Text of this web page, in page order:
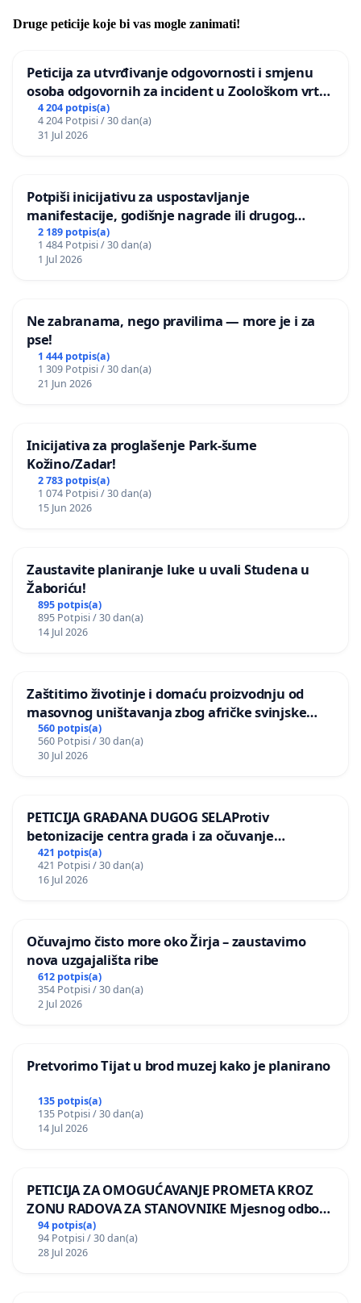
Druge peticije koje bi vas mogle zanimati!
Peticija za utvrđivanje odgovornosti i smjenu
osoba odgovornih za incident u Zoološkom vrtu
Grada Zagreba
4 204 potpis(a)
4 204 Potpisi / 30 dan(a)
31 Jul 2026
Potpiši inicijativu za uspostavljanje
manifestacije, godišnje nagrade ili drugog
javnog događaja „Edin Avdić“ u Sarajevu
2 189 potpis(a)
1 484 Potpisi / 30 dan(a)
1 Jul 2026
Ne zabranama, nego pravilima — more je i za
pse!
1 444 potpis(a)
1 309 Potpisi / 30 dan(a)
21 Jun 2026
Inicijativa za proglašenje Park-šume
Kožino/Zadar!
2 783 potpis(a)
1 074 Potpisi / 30 dan(a)
15 Jun 2026
Zaustavite planiranje luke u uvali Studena u
Žaboriću!
895 potpis(a)
895 Potpisi / 30 dan(a)
14 Jul 2026
Zaštitimo životinje i domaću proizvodnju od
masovnog uništavanja zbog afričke svinjske
kuge
560 potpis(a)
560 Potpisi / 30 dan(a)
30 Jul 2026
PETICIJA GRAĐANA DUGOG SELAProtiv
betonizacije centra grada i za očuvanje
postojećih zelenih površina i odraslih stabala pri
donošenju izmjena urbanističkog plana
421 potpis(a)
421 Potpisi / 30 dan(a)
16 Jul 2026
Očuvajmo čisto more oko Žirja – zaustavimo
nova uzgajališta ribe
612 potpis(a)
354 Potpisi / 30 dan(a)
2 Jul 2026
Pretvorimo Tijat u brod muzej kako je planirano
135 potpis(a)
135 Potpisi / 30 dan(a)
14 Jul 2026
PETICIJA ZA OMOGUĆAVANJE PROMETA KROZ
ZONU RADOVA ZA STANOVNIKE Mjesnog odbora
Kamensko i Lemić Brdo
94 potpis(a)
94 Potpisi / 30 dan(a)
28 Jul 2026